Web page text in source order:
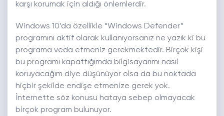
karşı korumak için aldığı önlemlerdir.
Windows 10’da özellikle “Windows Defender”
programını aktif olarak kullanıyorsanız ne yazık ki bu
programa veda etmeniz gerekmektedir. Birçok kişi
bu programı kapattığımda bilgisayarımı nasıl
koruyacağım diye düşünüyor olsa da bu noktada
hiçbir şekilde endişe etmenize gerek yok.
İnternette söz konusu hataya sebep olmayacak
birçok program bulunuyor.